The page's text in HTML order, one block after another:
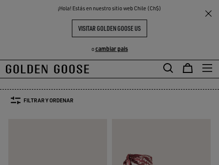
¡Hola! Estás en nuestro sitio web Chile (Ch$)
VISITAR GOLDEN GOOSE US
ocambiar pais
THE
COMMUNITY
ZAPATOS Y BOTAS MUJER
Botas y Botines
Botas y Botines
Mocasines & Bailarinas
Mocasines & BailarinasSandalias
FILTRAR Y ORDENAR